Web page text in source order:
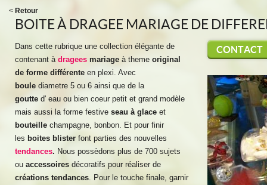
< Retour
BOITE À DRAGEE MARIAGE DE
CONTACT
Dans cette rubrique une collection élégante de
contenant à dragees mariage à theme original
de forme différente en plexi. Avec
boule diametre 5 ou 6 ainsi que de la
goutted' eau ou bien coeur petit et grand modèle
mais aussi la forme festive seau à glace et
bouteille champagne, bonbon. Et pour finir
les boites blister font parties des nouvelles
tendances. Nous possèdons plus de 700 sujets
ou accessoiresdécoratifs pour réaliser de
créations tendances. Pour le touche finale, garnir